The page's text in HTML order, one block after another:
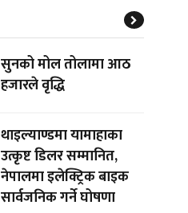
सुनको मोल तोलामा आठ
हजारले वृद्धि
थाइल्याण्डमा यामाहाका
उत्कृष्ट डिलर सम्मानित,
नेपालमा इलेक्ट्रिक बाइक
सार्वजनिक गर्ने घोषणा